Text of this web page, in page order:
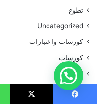
تطوع
Uncategorized
كورسات واختبارات
كورسات
اختبارات
الدول